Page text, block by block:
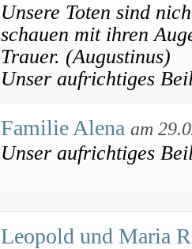
Unsere Toten sind
schauen mit ihren
Trauer. (Augustinus)
Unser aufrichtiges
Familie Alena am
Unser aufrichtiges
Leopold und Maria